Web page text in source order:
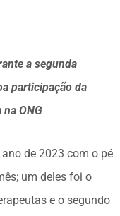
a segunda
participação da
ONG
de 2023 com o pé
um deles foi o
e o segundo